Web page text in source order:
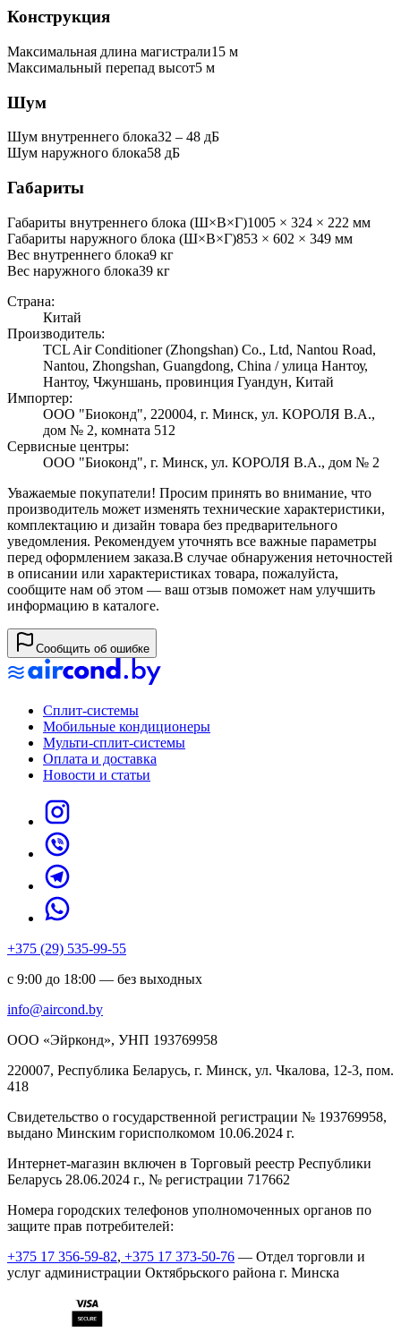
Конструкция
Максимальная длина магистрали15 м
Максимальный перепад высот5 м
Шум
Шум внутреннего блока32 ‒ 48 дБ
Шум наружного блока58 дБ
Габариты
Габариты внутреннего блока (Ш×В×Г)1005 × 324 × 222 мм
Габариты наружного блока (Ш×В×Г)853 × 602 × 349 мм
Вес внутреннего блока9 кг
Вес наружного блока39 кг
Страна:
Китай
Производитель:
TCL Air Conditioner (Zhongshan) Co., Ltd, Nantou Road,
Nantou, Zhongshan, Guangdong, China / улица Нантоу,
Нантоу, Чжуншань, провинция Гуандун, Китай
Импортер:
ООО "Биоконд", 220004, г. Минск, ул. КОРОЛЯ В.А.,
дом № 2, комната 512
Сервисные центры:
ООО "Биоконд", г. Минск, ул. КОРОЛЯ В.А., дом № 2
Уважаемые покупатели! Просим принять во внимание, что
производитель может изменять технические характеристики,
комплектацию и дизайн товара без предварительного
уведомления. Рекомендуем уточнять все важные параметры
перед оформлением заказа.В случае обнаружения неточностей
в описании или характеристиках товара, пожалуйста,
сообщите нам об этом — ваш отзыв поможет нам улучшить
информацию в каталоге.
Сообщить об ошибке
Сплит-системы
Мобильные кондиционеры
Мульти-сплит-системы
Оплата и доставка
Новости и статьи
+375 (29) 535-99-55
с 9:00 до 18:00 — без выходных
info@aircond.by
ООО «Эйрконд», УНП 193769958
220007, Республика Беларусь, г. Минск, ул. Чкалова, 12-3, пом.
418
Cвидетельство о государственной регистрации № 193769958,
выдано Минским горисполкомом 10.06.2024 г.
Интернет-магазин включен в Торговый реестр Республики
Беларусь 28.06.2024 г., № регистрации 717662
Номера городских телефонов уполномоченных органов по
защите прав потребителей:
+375 17 356-59-82, +375 17 373-50-76 — Отдел торговли и
услуг администрации Октябрьского района г. Минска